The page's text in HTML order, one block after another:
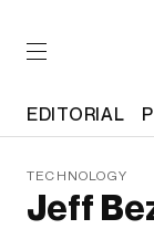
EDITORIAL
TECHNOLOGY
Jeff